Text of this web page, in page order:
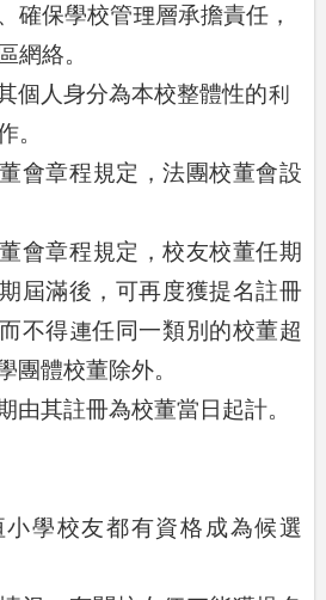
確保學校管理層承擔責任，
網絡。
個人身分為本校整體性的利
。
會章程規定，法團校董會設
會章程規定，校友校董任期
屆滿後，可再度獲提名註冊
不得連任同一類別的校董超
團體校董除外。
由其註冊為校董當日起計。
學校友都有資格成為候選